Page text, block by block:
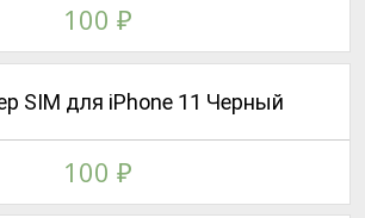
SIM для iPhone 11 Черный
100 ₽
100 ₽